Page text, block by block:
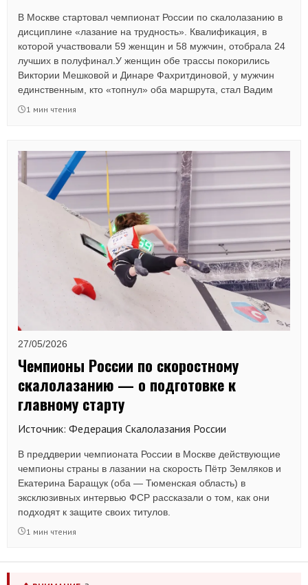
В Москве стартовал чемпионат России по скалолазанию в
дисциплине «лазание на трудность». Квалификация, в
которой участвовали 59 женщин и 58 мужчин, отобрала 24
лучших в полуфинал.У женщин обе трассы покорились
Виктории Мешковой и Динаре Фахритдиновой, у мужчин
единственным, кто «топнул» оба маршрута, стал Вадим
Мальщуков.
1 мин чтения
27/05/2026
Чемпионы России по скоростному
скалолазанию — о подготовке к
главному старту
Источник: Федерация Скалолазания России
В преддверии чемпионата России в Москве действующие
чемпионы страны в лазании на скорость Пётр Земляков и
Екатерина Баращук (оба — Тюменская область) в
эксклюзивных интервью ФСР рассказали о том, как они
подходят к защите своих титулов.
1 мин чтения